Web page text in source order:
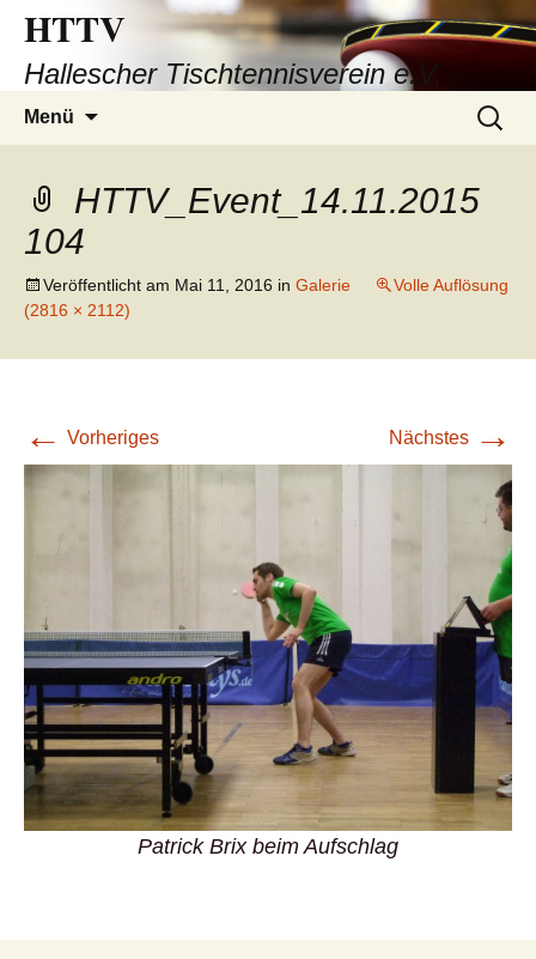
HTTV
Hallescher Tischtennisverein e.V.
Menü
Suchen
nach:
HTTV_Event_14.11.2015
104
Veröffentlicht am Mai 11, 2016 in Galerie
Volle Auflösung
(2816 × 2112)
← Vorheriges Nächstes →
Patrick Brix beim Aufschlag